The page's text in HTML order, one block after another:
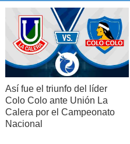
Así fue el triunfo del líder
Colo Colo ante Unión La
Calera por el Campeonato
Nacional